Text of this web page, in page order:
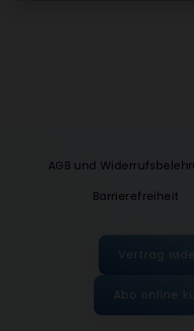
AGB und
Barrierefreiheit
Vertrag
Abo online